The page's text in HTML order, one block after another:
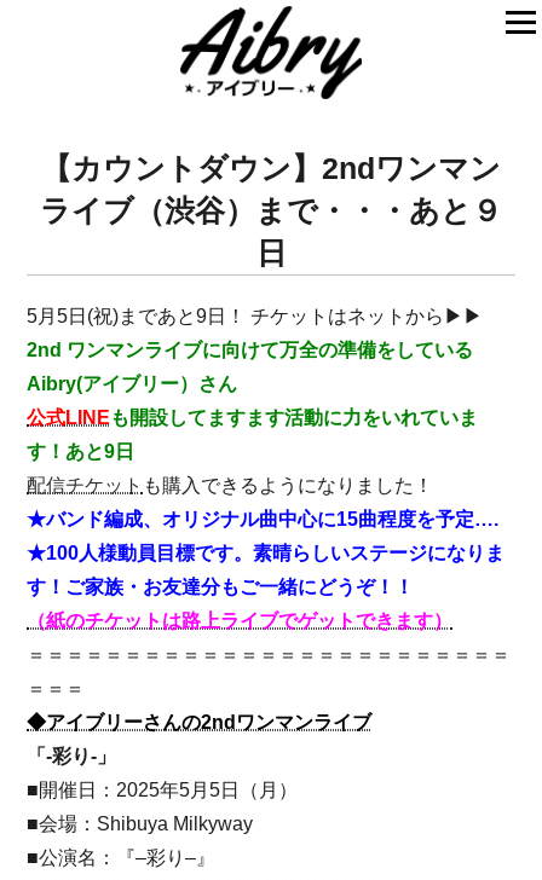
【カウントダウン】2ndワンマン
ライブ（渋谷）まで・・・あと９
日
5月5日(祝)まであと9日！ チケットはネットから▶▶
2nd ワンマンライブに向けて万全の準備をしている
Aibry(アイブリー）さん
公式LINE も開設してますます活動に力をいれていま
す！あと9日
配信チケット も購入できるようになりました！
★バンド編成、オリジナル曲中心に15曲程度を予定….
★100人様動員目標です。素晴らしいステージになりま
す！ ご家族・お友達分もご一緒にどうぞ！！
（紙のチケットは路上ライブでゲットできます）
＝＝＝＝＝＝＝＝＝＝＝＝＝＝＝＝＝＝＝＝＝＝＝＝＝
＝＝＝
◆アイブリーさんの2ndワンマンライブ
「-彩り-」
■開催日：2025年5月5日（月）
■会場：Shibuya Milkyway
■公演名：『–彩り– 』